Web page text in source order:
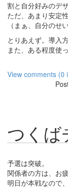
割と自分好みのデ
ただ、あまり安定
（まぁ、自分のせ
とりあえず。導入
また、ある程度使
View comments (0
つくば
予選は突破。
関係者の方は、お
明日が本戦なので